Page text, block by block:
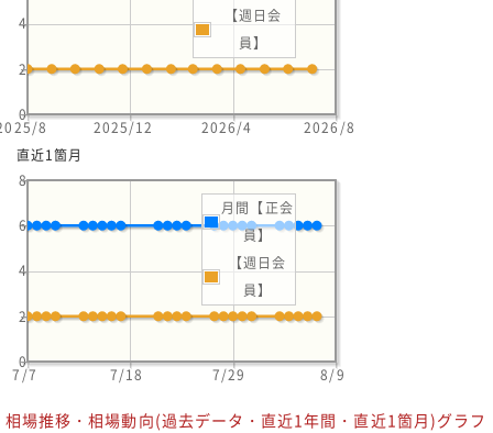
8 2025/12 2026/4 2026/8
0
2
4
【週日会
員】
直近1箇月
7/7 7/18 7/29 8/9
0
2
4
6
8
月間【正会
員】
【週日会
員】
相場推移・相場動向(過去データ・直近1年間・直近1箇月)グラフ